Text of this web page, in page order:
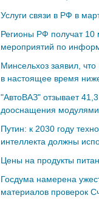
Услуги связи в РФ в
Регионы РФ получат
мероприятий по
Минсельхоз заявил,
в настоящее время
"АвтоВАЗ" отзывает
дооснащения
Путин: к 2030 году
интеллекта должны
Цены на продукты
Госдума намерена
материалов проверок